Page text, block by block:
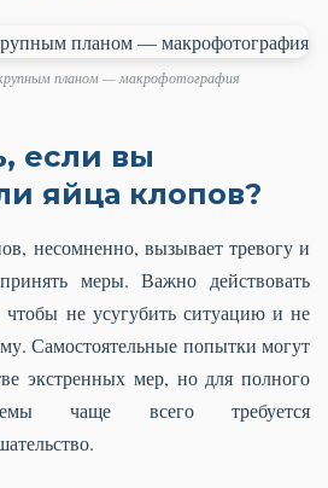
планом — макрофотография
если вы
яйца клопов?
несомненно, вызывает тревогу и
меры. Важно действовать
не усугубить ситуацию и не
Самостоятельные попытки могут
экстренных мер, но для полного
чаще всего требуется